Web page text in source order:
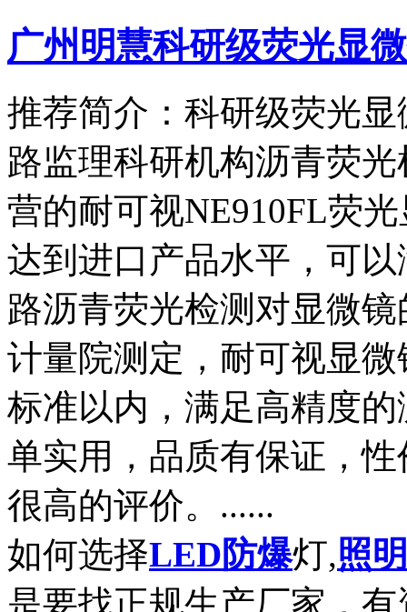
广州明慧科研级荧光显
推荐简介：科研级荧光
路监理科研机构沥青荧
营的耐可视NE910FL荧
达到进口产品水平，可
路沥青荧光检测对显微
计量院测定，耐可视显
标准以内，满足高精度
单实用，品质有保证，
很高的评价。......
如何选择LED防爆灯,照明
是要找正规生产厂家，